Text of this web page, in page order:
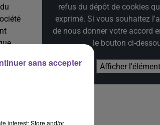
refus du dépôt de cookies
exprimé. Si vous souhaitez
de nous donner votre accord
le bouton ci-
Afficher l'élément
interest: Store and/or
sans accepter